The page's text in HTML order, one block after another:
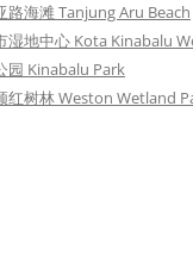
路海滩 Tanjung Aru Beach
湿地中心 Kota Kinabalu
园 Kinabalu Park
红树林 Weston Wetland